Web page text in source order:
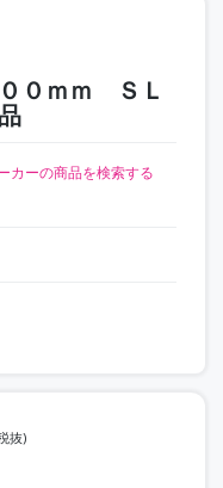
０ｍｍ ＳＬ
カーの商品を検索する
抜)